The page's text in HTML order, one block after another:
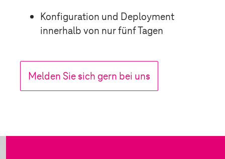
Konfiguration und Deployment
innerhalb von nur fünf Tagen
Melden Sie sich gern bei uns